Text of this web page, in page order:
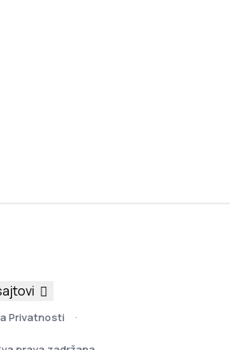
Privatnosti